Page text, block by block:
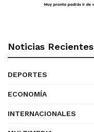
Noticias Recientes
DEPORTES
ECONOMÍA
INTERNACIONALES